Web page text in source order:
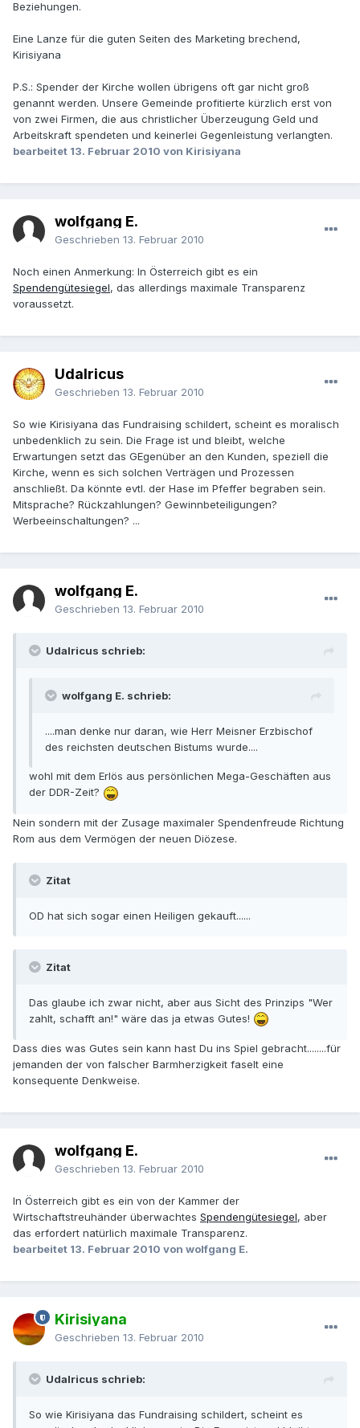
Beziehungen.
Eine Lanze für die guten Seiten des Marketing brechend,
Kirisiyana
P.S.: Spender der Kirche wollen übrigens oft gar nicht groß
genannt werden. Unsere Gemeinde profitierte kürzlich erst von
von zwei Firmen, die aus christlicher Überzeugung Geld und
Arbeitskraft spendeten und keinerlei Gegenleistung verlangten.
bearbeitet 13. Februar 2010 von Kirisiyana
wolfgang E.
Geschrieben 13. Februar 2010
Noch einen Anmerkung: In Österreich gibt es ein
Spendengütesiegel, das allerdings maximale Transparenz
voraussetzt.
Udalricus
Geschrieben 13. Februar 2010
So wie Kirisiyana das Fundraising schildert, scheint es moralisch
unbedenklich zu sein. Die Frage ist und bleibt, welche
Erwartungen setzt das GEgenüber an den Kunden, speziell die
Kirche, wenn es sich solchen Verträgen und Prozessen
anschließt. Da könnte evtl. der Hase im Pfeffer begraben sein.
Mitsprache? Rückzahlungen? Gewinnbeteiligungen?
Werbeeinschaltungen? ...
wolfgang E.
Geschrieben 13. Februar 2010
Udalricus schrieb:
wolfgang E. schrieb:
....man denke nur daran, wie Herr Meisner Erzbischof
des reichsten deutschen Bistums wurde....
wohl mit dem Erlös aus persönlichen Mega-Geschäften aus
der DDR-Zeit?
Nein sondern mit der Zusage maximaler Spendenfreude Richtung
Rom aus dem Vermögen der neuen Diözese.
Zitat
OD hat sich sogar einen Heiligen gekauft......
Zitat
Das glaube ich zwar nicht, aber aus Sicht des Prinzips "Wer
zahlt, schafft an!" wäre das ja etwas Gutes!
Dass dies was Gutes sein kann hast Du ins Spiel gebracht........für
jemanden der von falscher Barmherzigkeit faselt eine
konsequente Denkweise.
wolfgang E.
Geschrieben 13. Februar 2010
In Österreich gibt es ein von der Kammer der
Wirtschaftstreuhänder überwachtes Spendengütesiegel, aber
das erfordert natürlich maximale Transparenz.
bearbeitet 13. Februar 2010 von wolfgang E.
Kirisiyana
Geschrieben 13. Februar 2010
Udalricus schrieb:
So wie Kirisiyana das Fundraising schildert, scheint es